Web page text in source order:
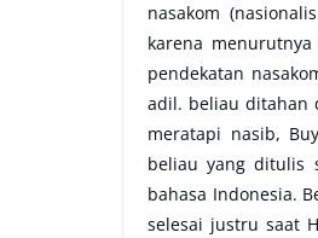
nasakom
karena
pendekatan
adil. beliau ditahan
meratapi nasib,
beliau yang ditulis
bahasa Indonesia.
selesai justru saat